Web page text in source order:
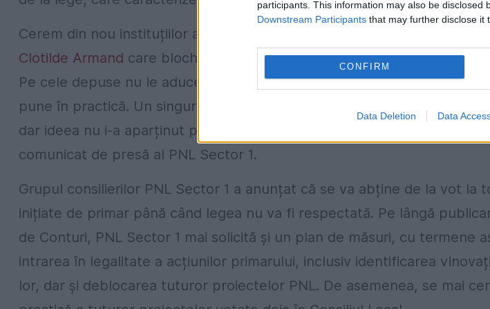
participants. This information may also be disclosed
Downstream Participants that may further disclose it
CONFIRM
Data Deletion Data
Cerem din nou instituțiilor abilitate să cerceteze faptele grave ale
Clotilde Armand care blochează abuziv toate proiectele inițiate de
Pe cele depuse nu le aduce la vot în termenul prevăzut de lege. Pe
pune în practică. Un singur exemplu: puteam avea vara aceasta piețe
dar ideea nu i-a aparținut primarului, deci trebuie blocată cu orice preț“,
comunicat de presă al PNL Sector 1.
Grupul consilierilor PNL Sector 1 a anunțat că se va abține de la vot la
inițiate de primar până când legea nu va fi respectată. Pe lângă
de Conturi, PNL Sector 1 mai solicită și un plan de măsuri, cu termene
intrarea în legalitate a acțiunilor primarului, inclusiv identificarea
lor, dar și deblocarea tuturor proiectelor PNL. De asemenea, se mai